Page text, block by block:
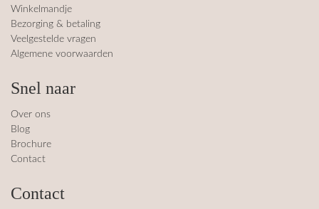
Winkelmandje
Bezorging & betaling
Veelgestelde vragen
Algemene voorwaarden
Snel naar
Over ons
Blog
Brochure
Contact
Contact